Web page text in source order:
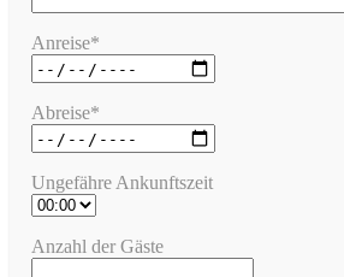
Anreise*
Abreise*
Ungefähre Ankunftszeit
Anzahl der Gäste